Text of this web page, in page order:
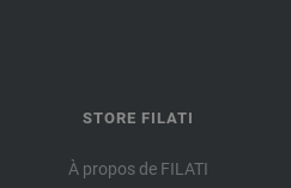
STORE FILATI
À propos de FILATI